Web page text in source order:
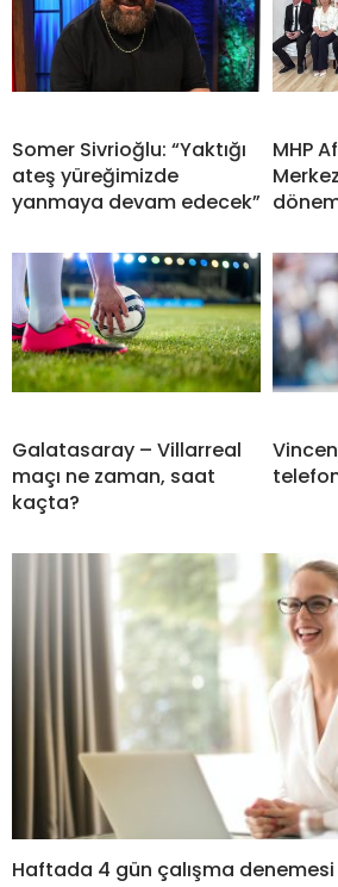
Somer Sivrioğlu: “Yaktığı
ateş yüreğimizde
yanmaya devam edecek”
MHP
Galatasaray – Villarreal
maçı ne zaman, saat
kaçta?
Haftada 4 gün çalışma denemesi